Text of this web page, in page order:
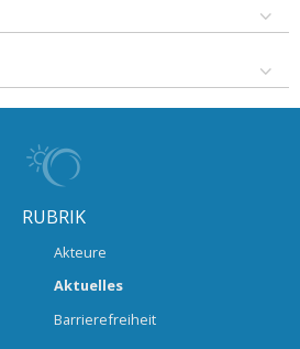
RUBRIK
Akteure
Aktuelles
Barrierefreiheit